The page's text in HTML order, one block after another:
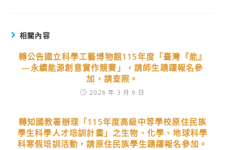
相關內容
轉公告國立科學工藝博物館115年度「臺灣『能』
―永續能源創意實作競賽」，請師生踴躍報名參
加，請查照。
2026 年 3 月 9 日
轉知國教署辦理「115年度高級中等學校原住民族
學生科學人才培訓計畫」之生物、化學、地球科學
科寒假培訓活動，請原住民族學生踴躍報名參加。